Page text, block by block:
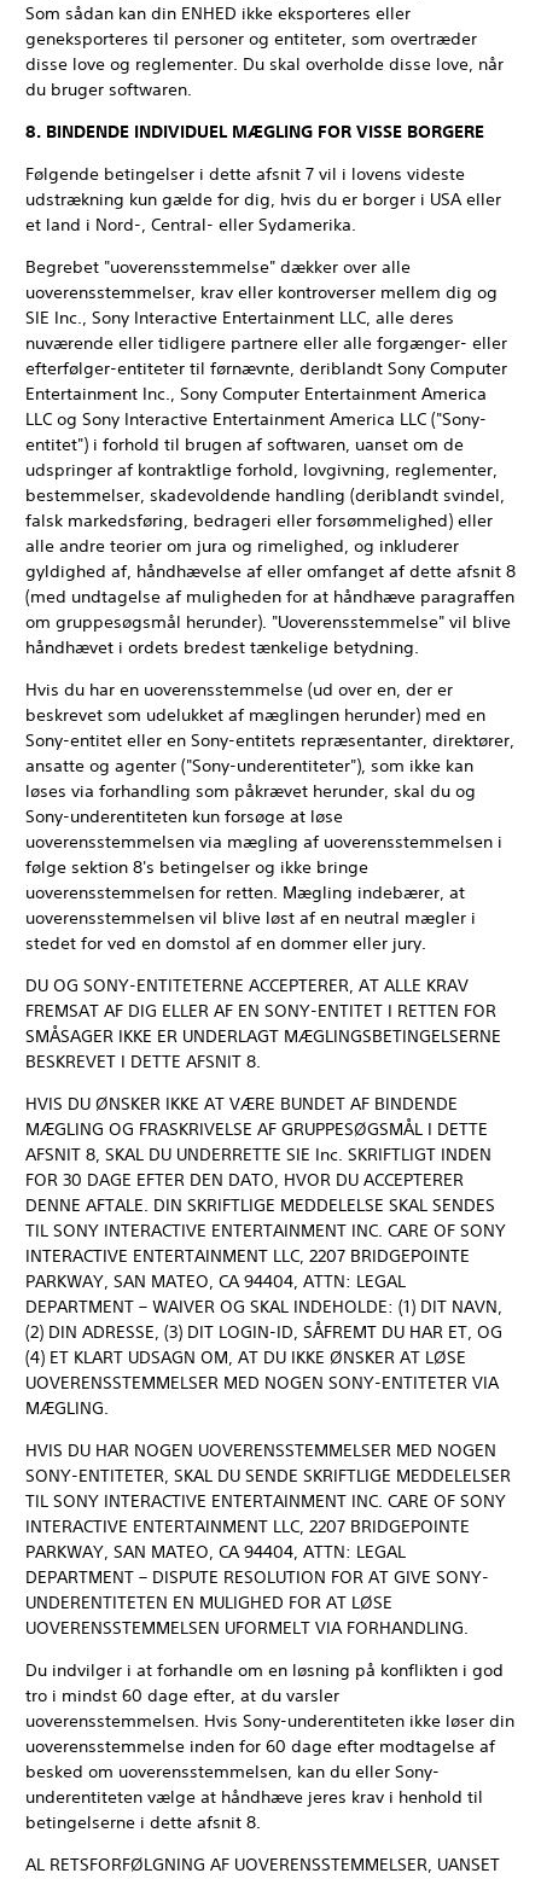
Som sådan kan din ENHED ikke eksporteres eller
geneksporteres til personer og entiteter, som overtræder
disse love og reglementer. Du skal overholde disse love, når
du bruger softwaren.
8. BINDENDE INDIVIDUEL MÆGLING FOR VISSE BORGERE
Følgende betingelser i dette afsnit 7 vil i lovens videste
udstrækning kun gælde for dig, hvis du er borger i USA eller
et land i Nord-, Central- eller Sydamerika.
Begrebet "uoverensstemmelse" dækker over alle
uoverensstemmelser, krav eller kontroverser mellem dig og
SIE Inc., Sony Interactive Entertainment LLC, alle deres
nuværende eller tidligere partnere eller alle forgænger- eller
efterfølger-entiteter til førnævnte, deriblandt Sony Computer
Entertainment Inc., Sony Computer Entertainment America
LLC og Sony Interactive Entertainment America LLC ("Sony-
entitet") i forhold til brugen af softwaren, uanset om de
udspringer af kontraktlige forhold, lovgivning, reglementer,
bestemmelser, skadevoldende handling (deriblandt svindel,
falsk markedsføring, bedrageri eller forsømmelighed) eller
alle andre teorier om jura og rimelighed, og inkluderer
gyldighed af, håndhævelse af eller omfanget af dette afsnit 8
(med undtagelse af muligheden for at håndhæve paragraffen
om gruppesøgsmål herunder). "Uoverensstemmelse" vil blive
håndhævet i ordets bredest tænkelige betydning.
Hvis du har en uoverensstemmelse (ud over en, der er
beskrevet som udelukket af mæglingen herunder) med en
Sony-entitet eller en Sony-entitets repræsentanter, direktører,
ansatte og agenter ("Sony-underentiteter"), som ikke kan
løses via forhandling som påkrævet herunder, skal du og
Sony-underentiteten kun forsøge at løse
uoverensstemmelsen via mægling af uoverensstemmelsen i
følge sektion 8's betingelser og ikke bringe
uoverensstemmelsen for retten. Mægling indebærer, at
uoverensstemmelsen vil blive løst af en neutral mægler i
stedet for ved en domstol af en dommer eller jury.
DU OG SONY-ENTITETERNE ACCEPTERER, AT ALLE KRAV
FREMSAT AF DIG ELLER AF EN SONY-ENTITET I RETTEN FOR
SMÅSAGER IKKE ER UNDERLAGT MÆGLINGSBETINGELSERNE
BESKREVET I DETTE AFSNIT 8.
HVIS DU ØNSKER IKKE AT VÆRE BUNDET AF BINDENDE
MÆGLING OG FRASKRIVELSE AF GRUPPESØGSMÅL I DETTE
AFSNIT 8, SKAL DU UNDERRETTE SIE Inc. SKRIFTLIGT INDEN
FOR 30 DAGE EFTER DEN DATO, HVOR DU ACCEPTERER
DENNE AFTALE. DIN SKRIFTLIGE MEDDELELSE SKAL SENDES
TIL SONY INTERACTIVE ENTERTAINMENT INC. CARE OF SONY
INTERACTIVE ENTERTAINMENT LLC, 2207 BRIDGEPOINTE
PARKWAY, SAN MATEO, CA 94404, ATTN: LEGAL
DEPARTMENT – WAIVER OG SKAL INDEHOLDE: (1) DIT NAVN,
(2) DIN ADRESSE, (3) DIT LOGIN-ID, SÅFREMT DU HAR ET, OG
(4) ET KLART UDSAGN OM, AT DU IKKE ØNSKER AT LØSE
UOVERENSSTEMMELSER MED NOGEN SONY-ENTITETER VIA
MÆGLING.
HVIS DU HAR NOGEN UOVERENSSTEMMELSER MED NOGEN
SONY-ENTITETER, SKAL DU SENDE SKRIFTLIGE MEDDELELSER
TIL SONY INTERACTIVE ENTERTAINMENT INC. CARE OF SONY
INTERACTIVE ENTERTAINMENT LLC, 2207 BRIDGEPOINTE
PARKWAY, SAN MATEO, CA 94404, ATTN: LEGAL
DEPARTMENT – DISPUTE RESOLUTION FOR AT GIVE SONY-
UNDERENTITETEN EN MULIGHED FOR AT LØSE
UOVERENSSTEMMELSEN UFORMELT VIA FORHANDLING.
Du indvilger i at forhandle om en løsning på konflikten i god
tro i mindst 60 dage efter, at du varsler
uoverensstemmelsen. Hvis Sony-underentiteten ikke løser din
uoverensstemmelse inden for 60 dage efter modtagelse af
besked om uoverensstemmelsen, kan du eller Sony-
underentiteten vælge at håndhæve jeres krav i henhold til
betingelserne i dette afsnit 8.
AL RETSFORFØLGNING AF UOVERENSSTEMMELSER, UANSET